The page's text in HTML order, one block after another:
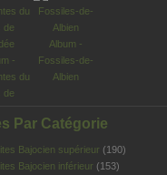
-
du
de
Album -
Fossiles-de-
Albien
Par Catégorie
Bajocien supérieur (190)
Bajocien inférieur (153)